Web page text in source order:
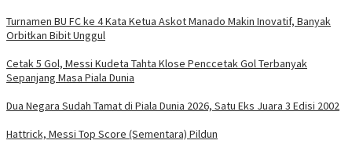
Turnamen BU FC ke 4 Kata Ketua Askot Manado Makin Inovatif, Banyak
Orbitkan Bibit Unggul
Cetak 5 Gol, Messi Kudeta Tahta Klose Penccetak Gol Terbanyak
Sepanjang Masa Piala Dunia
Dua Negara Sudah Tamat di Piala Dunia 2026, Satu Eks Juara 3 Edisi 2002
Hattrick, Messi Top Score (Sementara) Pildun